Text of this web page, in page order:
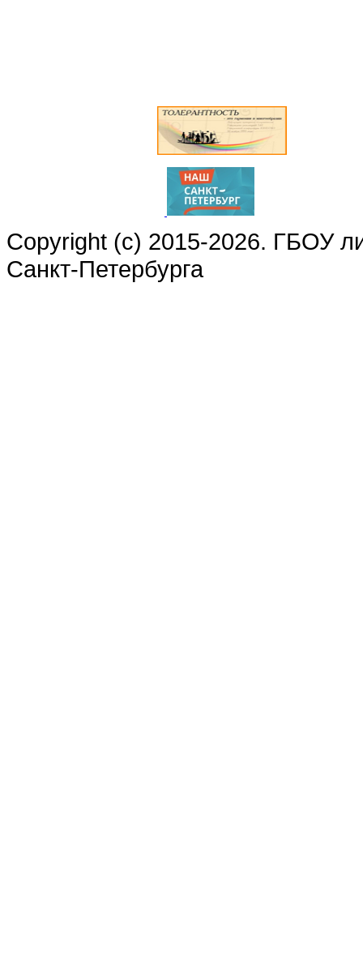
Copyright (c) 2015-2026. ГБОУ
Санкт-Петербурга